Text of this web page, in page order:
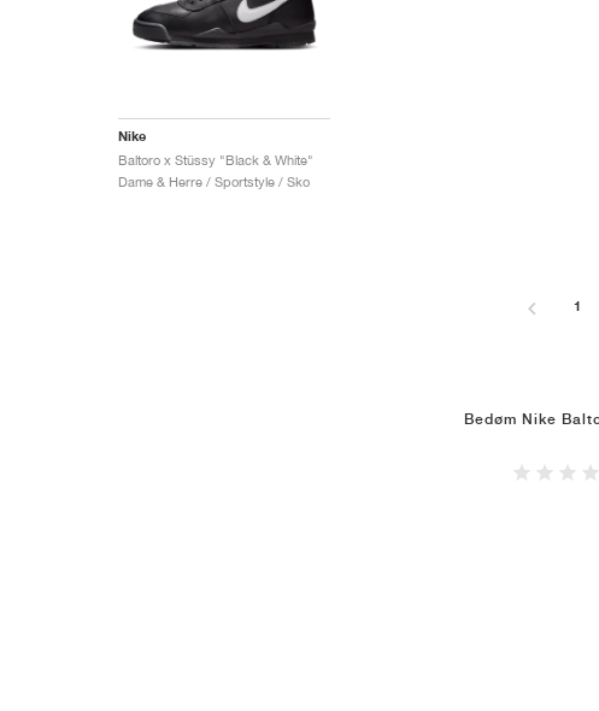
Nike
Baltoro x Stüssy "Black & White"
Dame & Herre / Sportstyle / Sko
1
Bedøm Nike